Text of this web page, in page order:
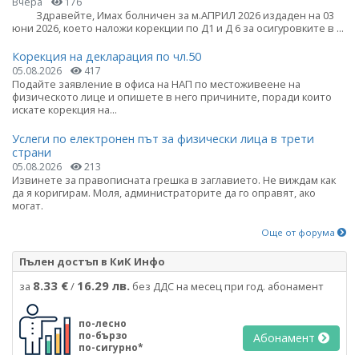
Здравейте, Имах болничен за м.АПРИЛ 2026 издаден на 03
юни 2026, което наложи корекции по Д1 и Д 6 за осигуровките в ...
Корекция на декларация по чл.50
05.08.2026 417
Подайте заявление в офиса на НАП по местоживеене на
физическото лице и опишете в него причините, поради които
искате корекция на...
Услеги по електронен път за физически лица в трети
страни
05.08.2026 213
Извинете за правописната грешка в заглавието. Не виждам как
да я коригирам. Моля, администраторите да го оправят, ако
могат.
Още от форума
Пълен достъп в КиК Инфо
за 8.33 €/ 16.29 лв. без ДДС на месец при год. абонамент
по-лесно
по-бързо
по-сигурно*
Абонамент